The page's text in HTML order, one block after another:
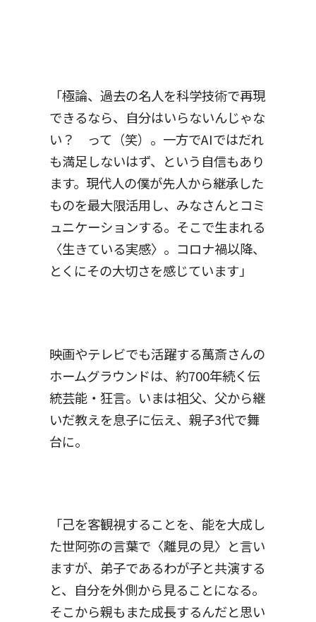
「極論、過去の名人を科学技術で再現
できるなら、自分はいらないんじゃな
い？ って（笑）。一方でAIではだれ
も満足しないはず、という自信もあり
ます。現代人の僕が先人から継承した
ものを最大限活用し、みなさんとコミ
ュニケーションする。そこで生まれる
〈生きている実感〉。コロナ禍以降、
とくにその大切さを感じています」
映画やテレビでも活躍する萬斎さんの
ホームグラウンドは、約700年続く伝
統芸能・狂言。いまは祖父、父から継
いだ教えを息子に伝え、親子3代で舞
台に。
「己を客観視することを、能を大成し
た世阿弥の言葉で〈離見の見〉と言い
ますが、弟子であるわが子と共演する
と、自分を外側から見ることになる。
そこから親もまた成長するんだと思い